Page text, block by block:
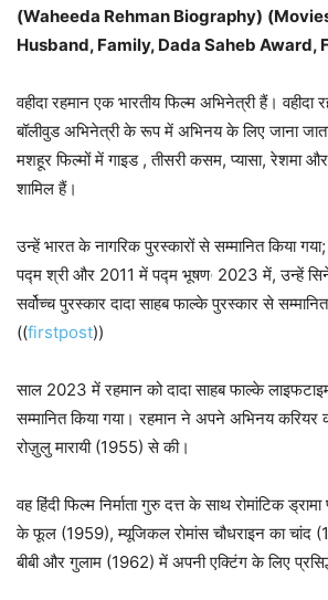
(Waheeda Rehman Biography)
Husband, Family, Dada Saheb Award,
वहीदा रहमान एक भारतीय फिल्म अभिनेत्री हैं। वहीदा
बॉलीवुड अभिनेत्री के रूप में अभिनय के लिए जाना
मशहूर फिल्मों में गाइड , तीसरी कसम, प्यासा, रेशमा
शामिल हैं।
उन्हें भारत के नागरिक पुरस्कारों से सम्मानित किया
पद्म श्री और 2011 में पद्म भूषण, 2023 में, उन्हें
सर्वोच्च पुरस्कार दादा साहब फाल्के पुरस्कार से
((firstpost))
साल 2023 में रहमान को दादा साहब फाल्के
सम्मानित किया गया। रहमान ने अपने अभिनय
रोज़ुलु मारायी (1955) से की।
वह हिंदी फिल्म निर्माता गुरु दत्त के साथ रोमांटिक
के फूल (1959), म्यूजिकल रोमांस चौधराइन का चांद
बीबी और गुलाम (1962) में अपनी एक्टिंग के लिए